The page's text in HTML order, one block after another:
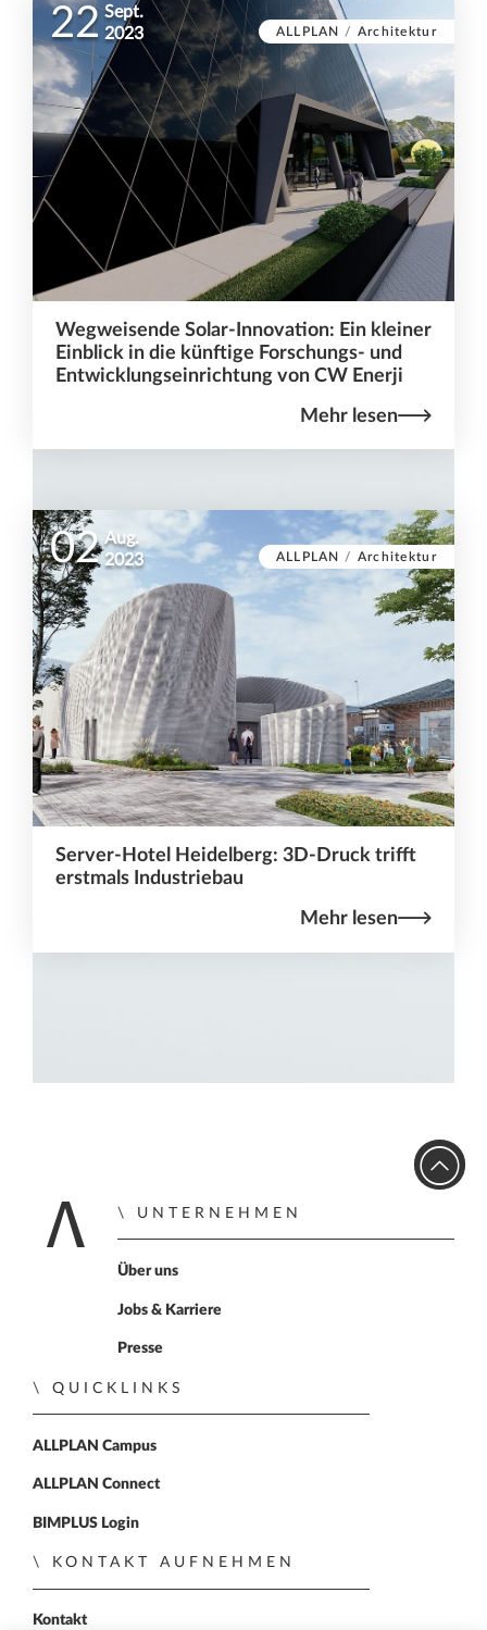
ALLPLAN / Architektur
22 Sept.
2023
Wegweisende Solar-Innovation: Ein kleiner
Einblick in die künftige Forschungs- und
Entwicklungseinrichtung von CW Enerji
Mehr lesen
ALLPLAN / Architektur
02 Aug.
2023
Server-Hotel Heidelberg: 3D-Druck trifft
erstmals Industriebau
Mehr lesen
Home
UNTERNEHMEN
Über uns
Jobs & Karriere
Presse
QUICKLINKS
ALLPLAN Campus
ALLPLAN Connect
BIMPLUS Login
KONTAKT AUFNEHMEN
Kontakt